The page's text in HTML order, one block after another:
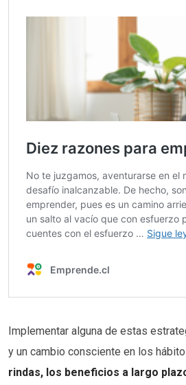
Implementar alguna de estas
y un cambio consciente en los
rindas, los beneficios a largo